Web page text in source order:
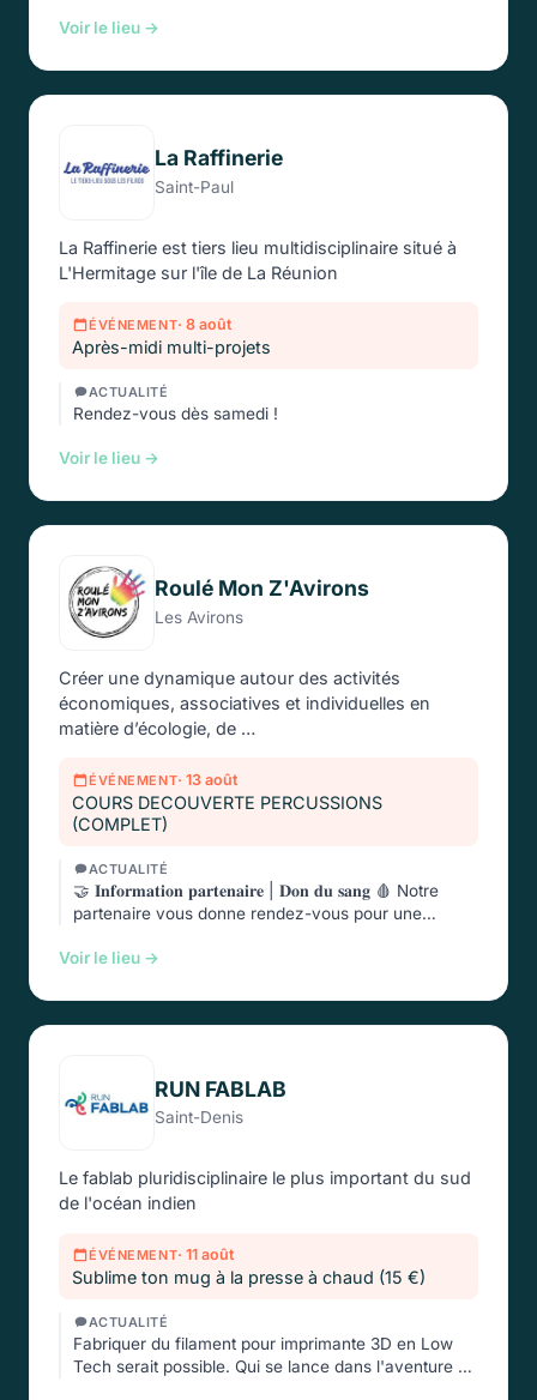
Voir le lieu →
La Raffinerie
Saint-Paul
La Raffinerie est tiers lieu multidisciplinaire situé à
L'Hermitage sur l'île de La Réunion
ÉVÉNEMENT· 8 août
Après-midi multi-projets
ACTUALITÉ
Rendez-vous dès samedi !
Voir le lieu →
Roulé Mon Z'Avirons
Les Avirons
Créer une dynamique autour des activités
économiques, associatives et individuelles en
matière d’écologie, de …
ÉVÉNEMENT· 13 août
COURS DECOUVERTE PERCUSSIONS
(COMPLET)
ACTUALITÉ
🤝 𝐈𝐧𝐟𝐨𝐫𝐦𝐚𝐭𝐢𝐨𝐧 𝐩𝐚𝐫𝐭𝐞𝐧𝐚𝐢𝐫𝐞 | 𝐃𝐨𝐧 𝐝𝐮 𝐬𝐚𝐧𝐠 🩸 Notre
partenaire vous donne rendez-vous pour une
Voir le lieu →
RUN FABLAB
Saint-Denis
Le fablab pluridisciplinaire le plus important du sud
de l'océan indien
ÉVÉNEMENT· 11 août
Sublime ton mug à la presse à chaud (15 €)
ACTUALITÉ
Fabriquer du filament pour imprimante 3D en Low
Tech serait possible. Qui se lance dans l'aventure …